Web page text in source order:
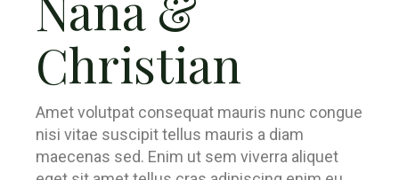
Christian
Amet volutpat consequat mauris nunc congue
nisi vitae suscipit tellus mauris a diam
maecenas sed. Enim ut sem viverra aliquet